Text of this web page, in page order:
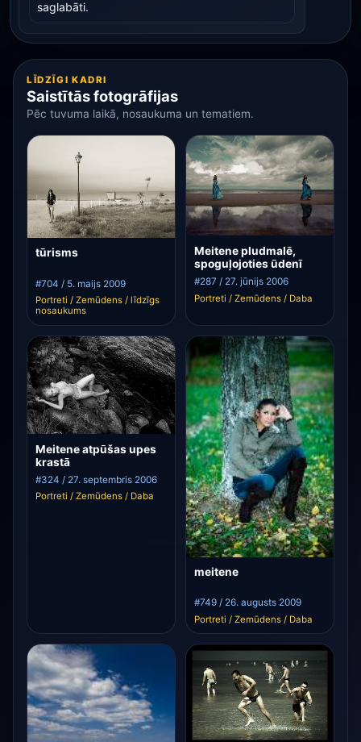
saglabāti.
LĪDZĪGI KADRI
Saistītās fotogrāfijas
Pēc tuvuma laikā, nosaukuma un tematiem.
tūrisms
#704 / 5. maijs 2009
Portreti / Zemūdens / līdzīgs
nosaukums
Meitene pludmalē,
spoguļojoties ūdenī
#287 / 27. jūnijs 2006
Portreti / Zemūdens / Daba
Meitene atpūšas upes
krastā
#324 / 27. septembris 2006
Portreti / Zemūdens / Daba
meitene
#749 / 26. augusts 2009
Portreti / Zemūdens / Daba